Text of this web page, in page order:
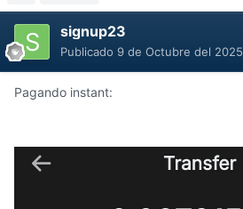
signup23
Publicado 9 de Octubre del 2025
Pagando instant: